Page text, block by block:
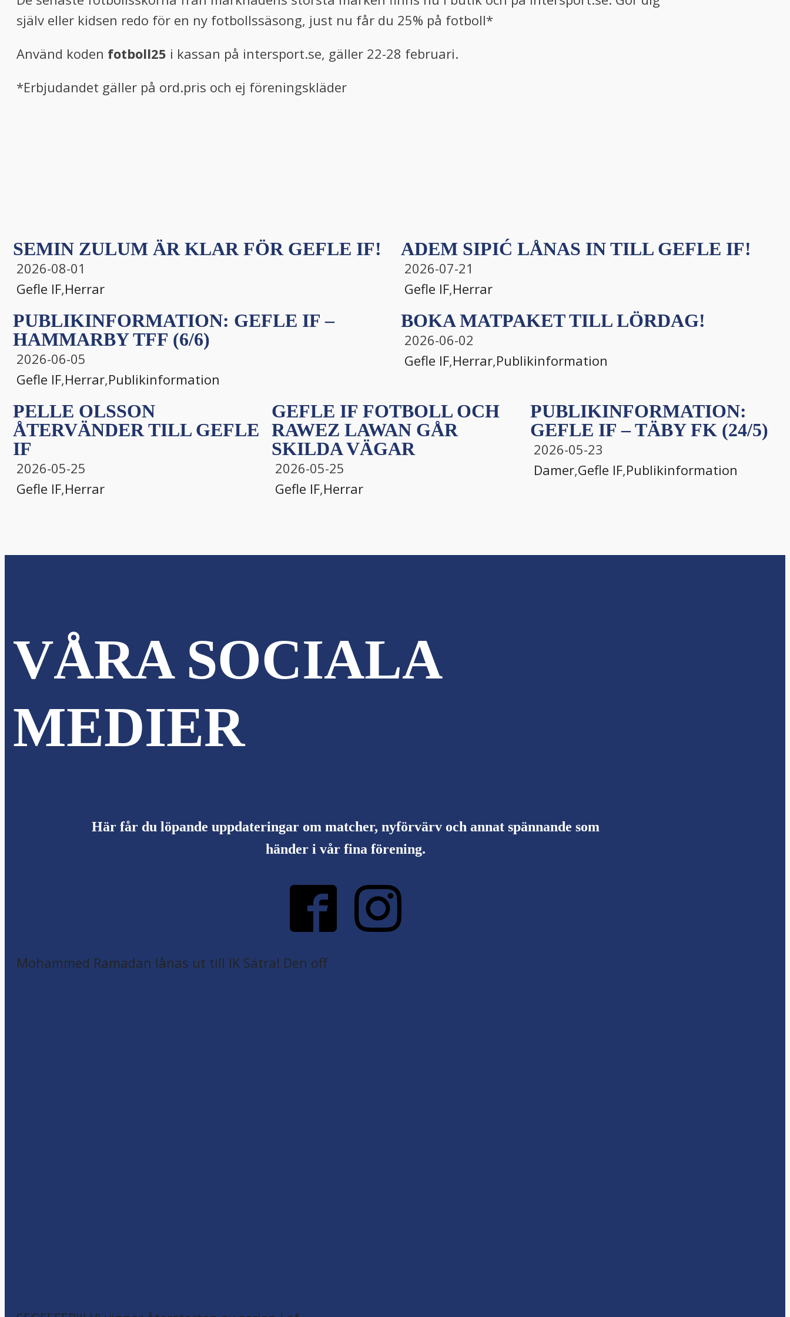
själv eller kidsen redo för en ny fotbollssäsong, just nu får du 25% på fotboll*
Använd koden fotboll25 i kassan på intersport.se, gäller 22-28 februari.
*Erbjudandet gäller på ord.pris och ej föreningskläder
SEMIN ZULUM ÄR KLAR FÖR GEFLE IF!
2026-08-01
Gefle IF,Herrar
ADEM SIPIĆ LÅNAS IN TILL GEFLE IF!
2026-07-21
Gefle IF,Herrar
PUBLIKINFORMATION: GEFLE IF –
HAMMARBY TFF (6/6)
2026-06-05
Gefle IF,Herrar,Publikinformation
BOKA MATPAKET TILL LÖRDAG!
2026-06-02
Gefle IF,Herrar,Publikinformation
PELLE OLSSON
ÅTERVÄNDER TILL GEFLE
IF
2026-05-25
Gefle IF,Herrar
GEFLE IF FOTBOLL OCH
RAWEZ LAWAN GÅR
SKILDA VÄGAR
2026-05-25
Gefle IF,Herrar
PUBLIKINFORMATION:
GEFLE IF – TÄBY FK (24/5)
2026-05-23
Damer,Gefle IF,Publikinformation
VÅRA SOCIALA
MEDIER
Här får du löpande uppdateringar om matcher, nyförvärv och annat spännande som
händer i vår fina förening.
Mohammed Ramadan lånas ut till IK Sätra! Den off